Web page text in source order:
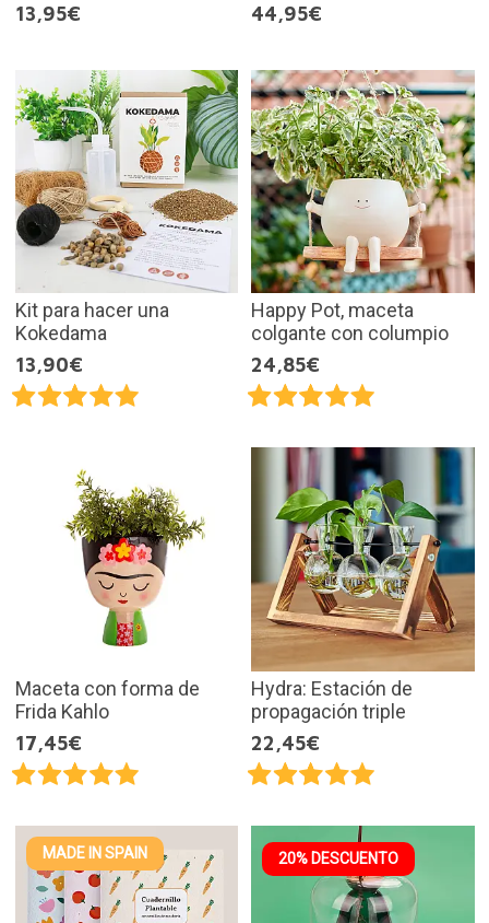
13,95€
44,95€
Kit para hacer una
Kokedama
13,90€
Happy Pot, maceta
colgante con columpio
24,85€
Maceta con forma de
Frida Kahlo
17,45€
Hydra: Estación de
propagación triple
22,45€
MADE IN SPAIN 20% DESCUENTO